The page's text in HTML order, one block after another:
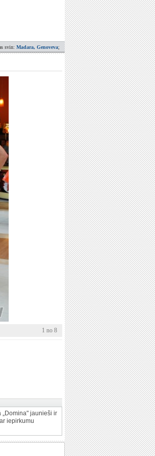
svin: Madara, Genoveva;
1 no 8
jaunieši ir
iepirkumu